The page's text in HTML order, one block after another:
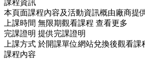
課程資訊
本頁面課程內容及活動資訊概由廠商提
上課時間 無限期觀看課程 查看更多
完課證明 提供完課證明
上課方式 於開課單位網站兌換後觀看課
課程內容